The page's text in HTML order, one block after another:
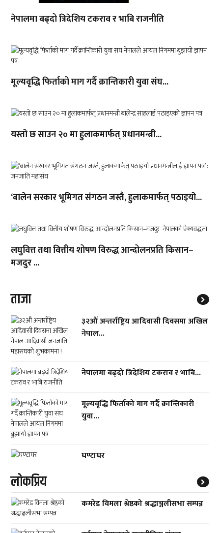
नेपालमा बढ्दो त्रिदेशिय टकराव र भाबि राजनीति
मूल्यवृद्धि फिर्ताको माग गर्दै क्रान्तिकारी युवा संघ...
यस्तो छ साउन २० मा हुलाकमार्फत् प्रधानमन्त्री...
‘बालेन सरकार भूमिगत संगठन जस्तै, हुलाकमार्फत् पठाइयो...
लघुवित्त तथा वित्तीय शोषण विरुद्ध आन्दोलनप्रति किसान–
मजदुर ...
ताजा
३२औं अन्तर्राष्ट्रिय आदिवासी दिवसमा अखिल
नेपाल...
नेपालमा बढ्दो त्रिदेशिय टकराव र भाबि...
मूल्यवृद्धि फिर्ताको माग गर्दै क्रान्तिकारी
युवा...
घण्टाघर
लाेकप्रिय
कमरेड विमला श्रेष्ठको श्रद्धाञ्जलीसभा सम्पन्न